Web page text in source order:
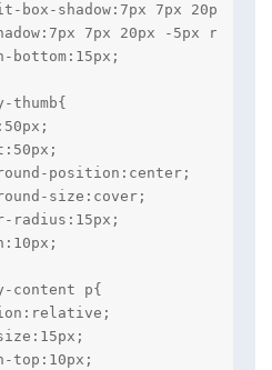
box-shadow:7px 7px 20px -
7px 20px -5px
bottom:15px;
thumb{
position:center;
size:cover;
radius:15px;
content p{
top:10px;